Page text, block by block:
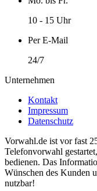
10 - 15 Uhr
Per E-Mail
24/7
Unternehmen
Kontakt
Impressum
Datenschutz
Vorwahl.de ist vor fast
Telefonvorwahl
bedienen. Das
Wünschen des Kunden
nutzbar!